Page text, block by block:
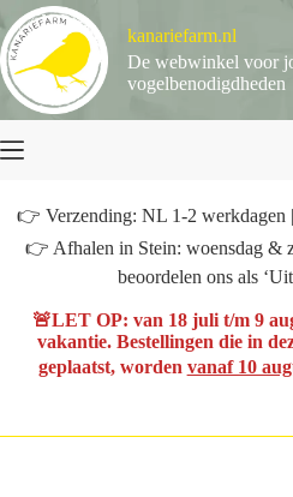
naar
de
inhoud
kanariefarm.nl
De webwinkel voor
vogelbenodigdheden
👉 Verzending: NL 1-2 werkdagen
👉 Afhalen in Stein: woensdag &
beoordelen ons als
🚨LET OP: van 18 juli t/m 9
vakantie. Bestellingen die in
geplaatst, worden vanaf 10